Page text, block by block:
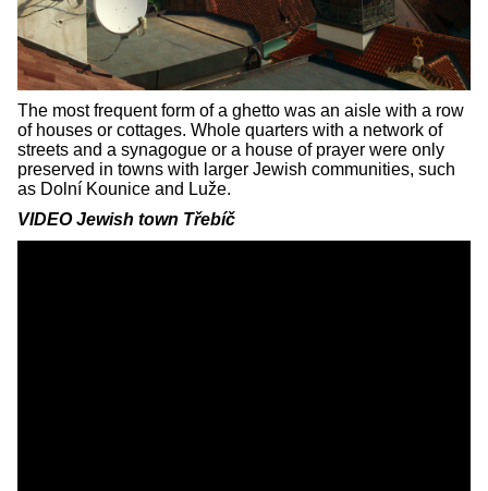
The most frequent form of a ghetto was an aisle with a row
of houses or cottages. Whole quarters with a network of
streets and a synagogue or a house of prayer were only
preserved in towns with larger Jewish communities, such
as Dolní Kounice and Luže.
VIDEO Jewish town Třebíč